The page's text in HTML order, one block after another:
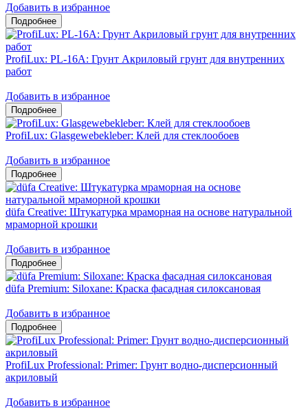
Добавить в избранное
ProfiLux: PL-16A: Грунт Акриловый грунт для внутренних
работ
Добавить в избранное
ProfiLux: Glasgewebekleber: Клей для стеклообоев
Добавить в избранное
düfa Creative: Штукатурка мраморная на основе натуральной
мраморной крошки
Добавить в избранное
düfa Premium: Siloxane: Краска фасадная силоксановая
Добавить в избранное
ProfiLux Professional: Primer: Грунт водно-дисперсионный
акриловый
Добавить в избранное